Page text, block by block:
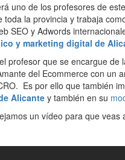
uno de los profesores de
toda la provincia y trabaja
SEO y Adwords
y marketing digital de
profesor que se encargue de
del Ecommerce con un
Es por ello que también
Alicante y también en su
un vídeo para que veas